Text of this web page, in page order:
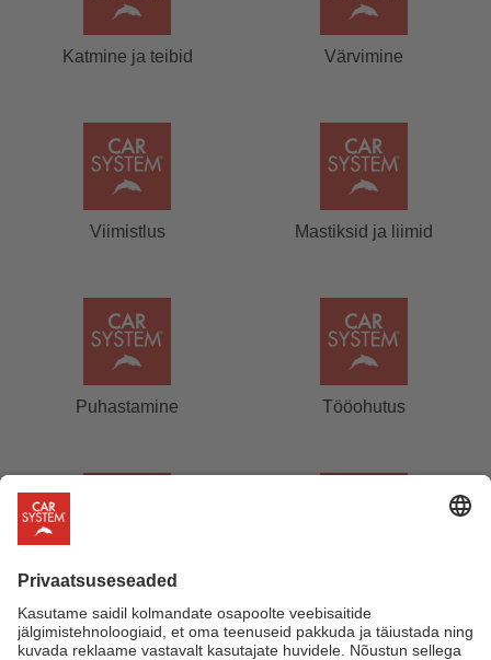
Katmine ja teibid Värvimine
Viimistlus Mastiksid ja liimid
Puhastamine Tööohutus
Tööriistad